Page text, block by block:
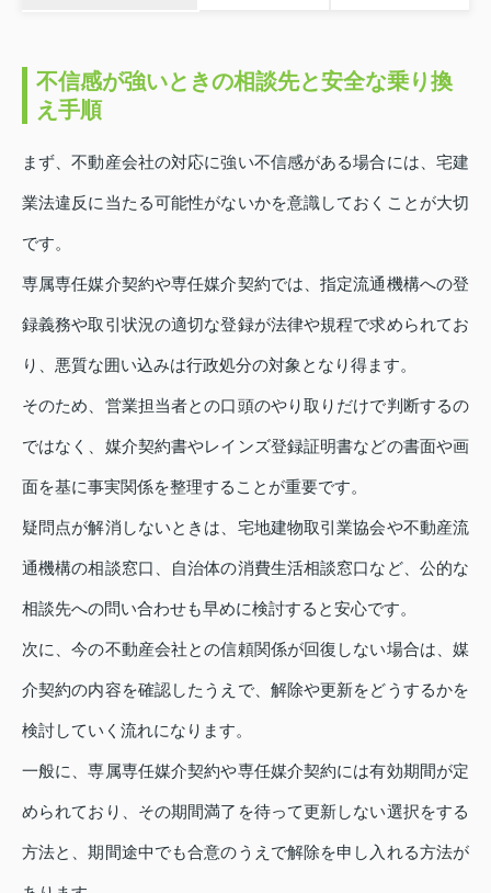
不信感が強いときの相談先と安全な乗り換
え手順
まず、不動産会社の対応に強い不信感がある場合には、宅建
業法違反に当たる可能性がないかを意識しておくことが大切
です。
専属専任媒介契約や専任媒介契約では、指定流通機構への登
録義務や取引状況の適切な登録が法律や規程で求められてお
り、悪質な囲い込みは行政処分の対象となり得ます。
そのため、営業担当者との口頭のやり取りだけで判断するの
ではなく、媒介契約書やレインズ登録証明書などの書面や画
面を基に事実関係を整理することが重要です。
疑問点が解消しないときは、宅地建物取引業協会や不動産流
通機構の相談窓口、自治体の消費生活相談窓口など、公的な
相談先への問い合わせも早めに検討すると安心です。
次に、今の不動産会社との信頼関係が回復しない場合は、媒
介契約の内容を確認したうえで、解除や更新をどうするかを
検討していく流れになります。
一般に、専属専任媒介契約や専任媒介契約には有効期間が定
められており、その期間満了を待って更新しない選択をする
方法と、期間途中でも合意のうえで解除を申し入れる方法が